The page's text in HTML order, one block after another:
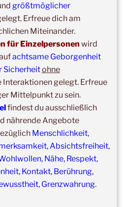
2026–Marburg
September 2026–27.
für 2:1 Ausbildung
2026–Oberursel
Oktober 2026
18. Oktober
2:1 Ausbildung
2026–Free Hugs-Aktion
Wache, vor H&M) 2h
größtmöglicher
Erfreue dich am
Miteinander.
für Einzelpersonen wird
achtsame Geborgenheit
Sicherheitohne
gelegt. Erfreue
Mittelpunkt zu sein.
findest du ausschließlich
nährende Angebote
Menschlichkeit,
Absichtsfreiheit,
Nähe, Respekt,
Kontakt, Berührung,
Grenzwahrung.